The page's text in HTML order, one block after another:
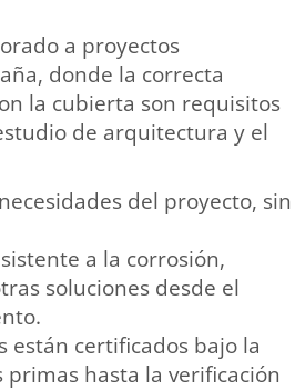
a proyectos
donde la correcta
la cubierta son requisitos
de arquitectura y el
del proyecto, sin
a la corrosión,
soluciones desde el
están certificados bajo la
hasta la verificación